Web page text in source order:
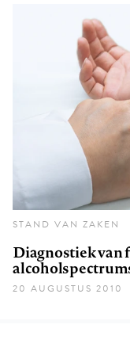
STAND VAN ZAKEN
Diagnostiek van
20 AUGUSTUS 2010